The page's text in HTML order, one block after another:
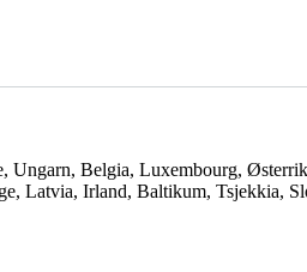
Ungarn, Belgia, Luxembourg,
Latvia, Irland, Baltikum, Tsjekkia,